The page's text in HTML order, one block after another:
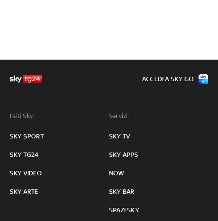
I siti Sky:
SKY SPORT
SKY TG24
SKY VIDEO
SKY ARTE
Servizi:
SKY TV
SKY APPS
NOW
SKY BAR
SPAZI SKY
ACCEDI A SKY GO